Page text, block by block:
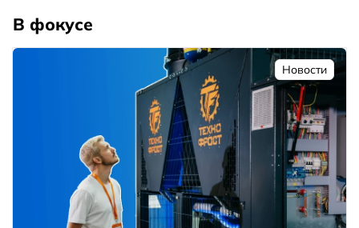
В фокусе
Новости